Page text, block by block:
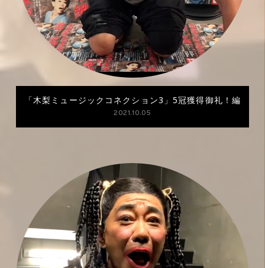
「木梨ミュージックコネクション3」5冠獲得御礼！編
2021.10.05